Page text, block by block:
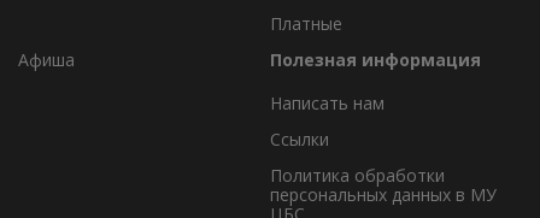
Платные
Афиша
Полезная информация
Написать нам
Ссылки
Политика обработки
персональных данных в МУ
ЦБС